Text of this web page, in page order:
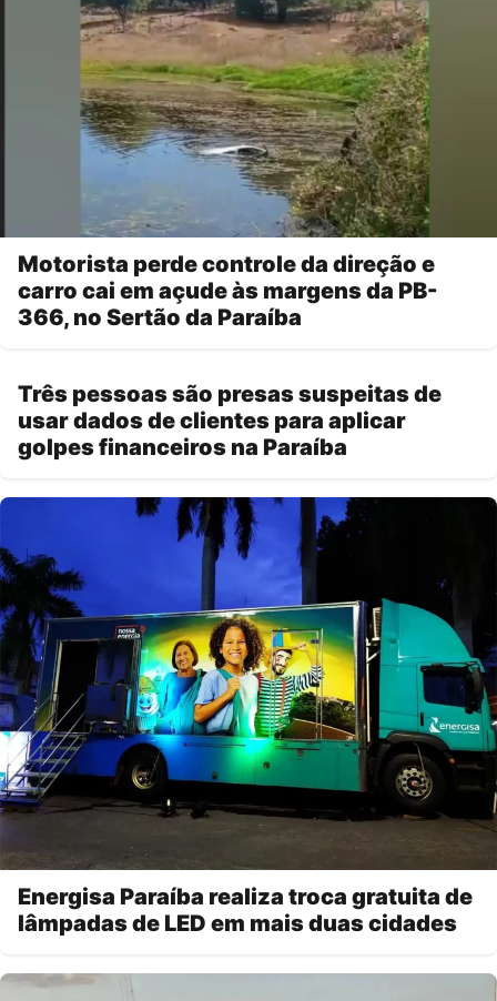
Motorista perde controle da direção e
carro cai em açude às margens da PB-
366, no Sertão da Paraíba
Três pessoas são presas suspeitas de
usar dados de clientes para aplicar
golpes financeiros na Paraíba
Energisa Paraíba realiza troca gratuita de
lâmpadas de LED em mais duas cidades